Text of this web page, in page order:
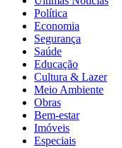
Política
Economia
Segurança
Saúde
Educação
Cultura & Lazer
Meio Ambiente
Obras
Bem-estar
Imóveis
Especiais